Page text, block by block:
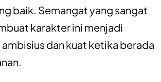
baik. Semangat yang sangat
karakter ini menjadi
dan kuat ketika berada